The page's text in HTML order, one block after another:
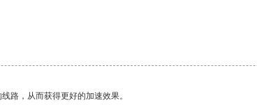
路，从而获得更好的加速效果。